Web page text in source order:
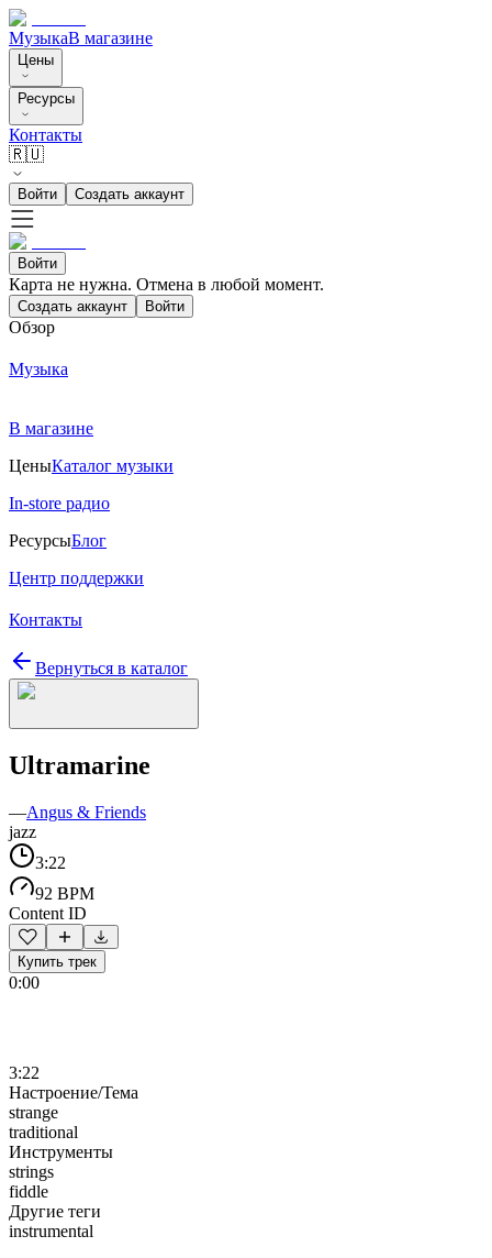
МузыкаВ магазине
Цены
Ресурсы
Контакты
🇷🇺
Войти Создать аккаунт
Войти
Карта не нужна. Отмена в любой момент.
Создать аккаунт Войти
Обзор
Музыка
В магазине
ЦеныКаталог музыки
In-store радио
РесурсыБлог
Центр поддержки
Контакты
Вернуться в каталог
Ultramarine
—Angus & Friends
jazz
3:22
92 BPM
Content ID
Купить трек
0:00
3:22
Настроение/Тема
strange
traditional
Инструменты
strings
fiddle
Другие теги
instrumental